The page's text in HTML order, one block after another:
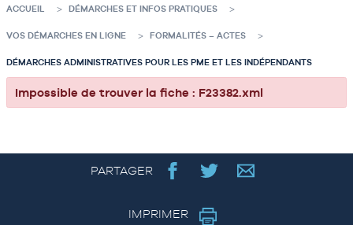
ACCUEIL DÉMARCHES ET INFOS PRATIQUES
VOS DÉMARCHES EN LIGNE FORMALITÉS – ACTES
DÉMARCHES ADMINISTRATIVES POUR LES PME ET LES INDÉPENDANTS
Impossible de trouver la fiche : F23382.xml
PARTAGER
IMPRIMER